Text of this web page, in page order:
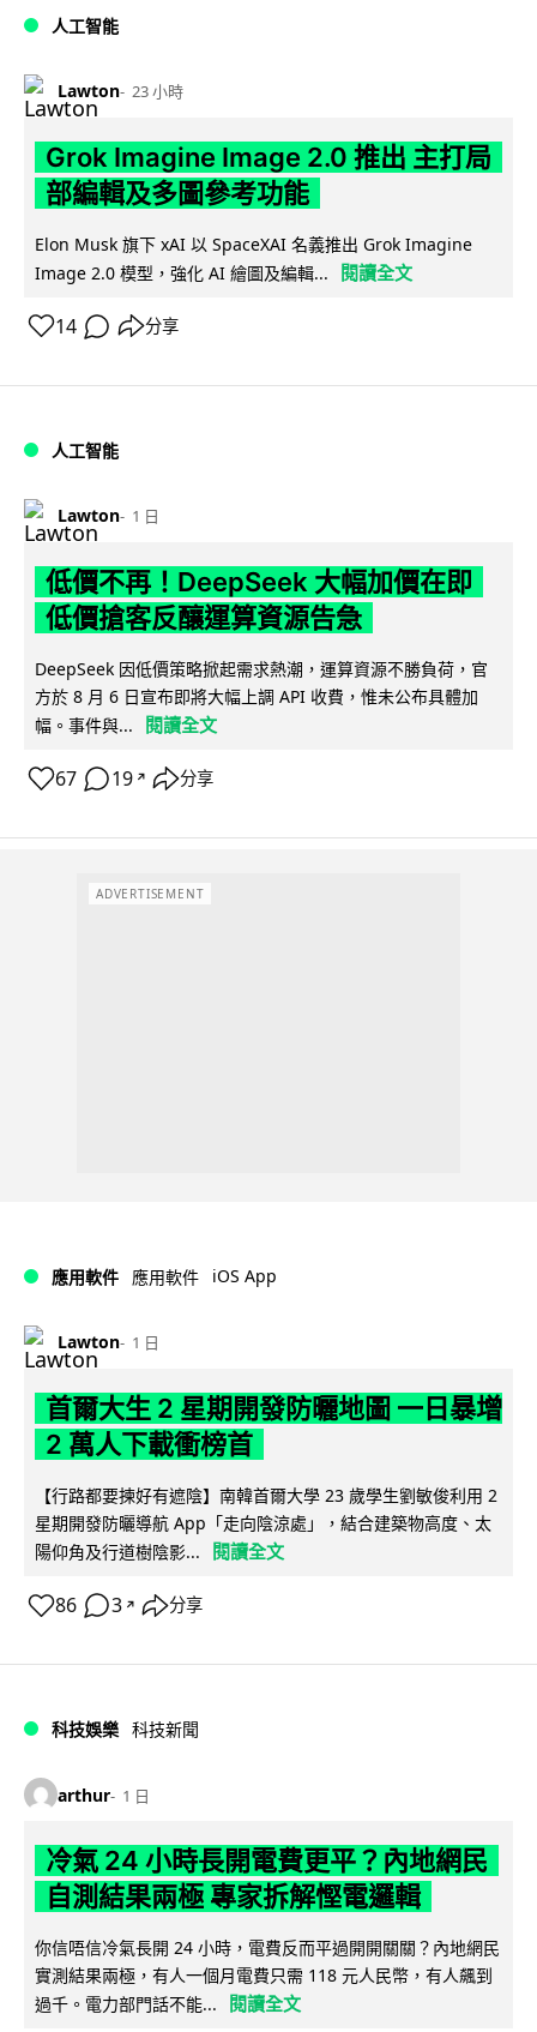
人工智能
Lawton 23 小時
Grok Imagine Image 2.0 推出 主打局
部編輯及多圖參考功能
Elon Musk 旗下 xAI 以 SpaceXAI 名義推出 Grok Imagine
Image 2.0 模型，強化 AI 繪圖及編輯...
閱讀全文
14 分享
人工智能
Lawton 1 日
低價不再！DeepSeek 大幅加價在即
低價搶客反釀運算資源告急
DeepSeek 因低價策略掀起需求熱潮，運算資源不勝負荷，官
方於 8 月 6 日宣布即將大幅上調 API 收費，惟未公布具體加
幅。事件與...
閱讀全文
67 19 ↗ 分享
ADVERTISEMENT
應用軟件 應用軟件 iOS App
Lawton 1 日
首爾大生 2 星期開發防曬地圖 一日暴增
2 萬人下載衝榜首
【行路都要揀好有遮陰】南韓首爾大學 23 歲學生劉敏俊利用 2
星期開發防曬導航 App「走向陰涼處」，結合建築物高度、太
陽仰角及行道樹陰影...
閱讀全文
86 3 ↗ 分享
科技娛樂 科技新聞
arthur 1 日
冷氣 24 小時長開電費更平？內地網民
自測結果兩極 專家拆解慳電邏輯
你信唔信冷氣長開 24 小時，電費反而平過開開關關？內地網民
實測結果兩極，有人一個月電費只需 118 元人民幣，有人飆到
過千。電力部門話不能...
閱讀全文